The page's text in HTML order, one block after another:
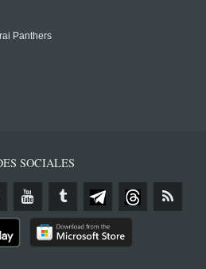
Panthers
SOCIALES